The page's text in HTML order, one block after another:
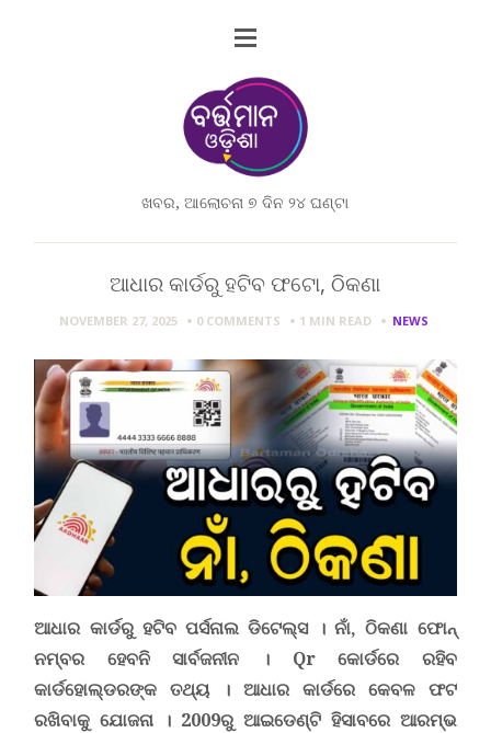
ଖବର, ଆଲୋଚନା ୭ ଦିନ ୨୪ ଘଣ୍ଟା
ଆଧାର କାର୍ଡରୁ ହଟିବ ଫଟୋ, ଠିକଣା
NOVEMBER 27, 2025 0 COMMENTS 1 MIN READ NEWS
ଆଧାର କାର୍ଡରୁ ହଟିବ ପର୍ସନାଲ ଡିଟେଲ୍ସ ।ନାଁ, ଠିକଣା ଫୋନ୍
ନମ୍ବର ହେବନି ସାର୍ବଜନୀନ । Qrକୋର୍ଡରେ ରହିବ
କାର୍ଡହୋଲ୍ଡରଙ୍କ ତଥ୍ୟ । ଆଧାର କାର୍ଡରେ କେବଳ
ଫଟ
ରଖିବାକୁ ଯୋଜନା । 2009ରୁ ଆଇଡେଣ୍ଟି ହିସାବରେ ଆରମ୍ଭ